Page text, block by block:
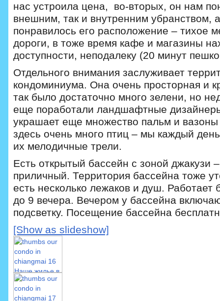
нас устроила цена, во-вторых, он нам
внешним, так и внутренним убранством,
понравилось его расположение – тихое
дороги, в тоже время кафе и магазины
доступности, неподалеку (20 минут
Отдельного внимания заслуживает
кондоминиума. Она очень просторная и
так было достаточно много зелени, но
еще поработали ландшафтные
украшает еще множество пальм и
здесь очень много птиц – мы каждый
их мелодичные трели.
Есть открытый бассейн с зоной джакузи
приличный. Территория бассейна тоже
есть несколько лежаков и душ. Работает
до 9 вечера. Вечером у бассейна
подсветку. Посещение бассейна
[Show as slideshow]